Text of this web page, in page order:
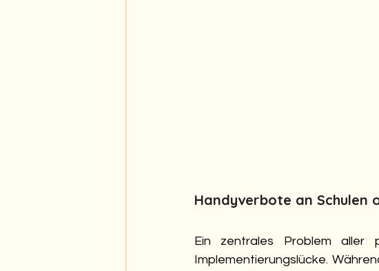
Handyverbote an Schulen
Ein zentrales Problem aller
Implementierungslücke.